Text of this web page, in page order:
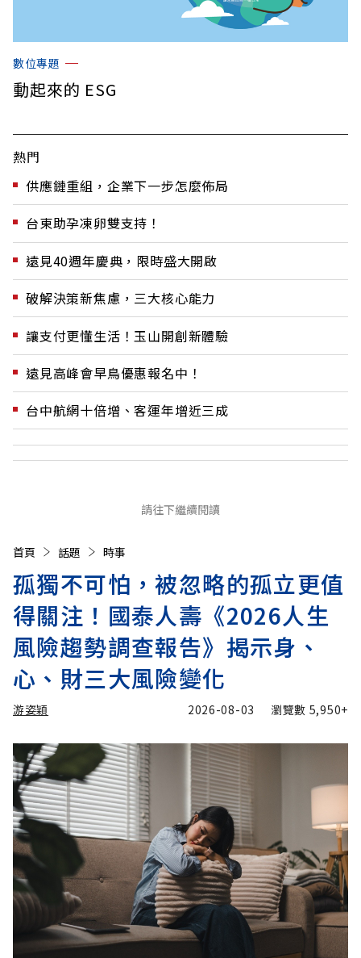
數位專題
動起來的 ESG
熱門
供應鏈重組，企業下一步怎麼佈局
台東助孕凍卵雙支持！
遠見40週年慶典，限時盛大開啟
破解決策新焦慮，三大核心能力
讓支付更懂生活！玉山開創新體驗
遠見高峰會早鳥優惠報名中！
台中航網十倍增、客運年增近三成
請往下繼續閱讀
首頁 話題 時事
孤獨不可怕，被忽略的孤立更值
得關注！國泰人壽《2026人生
風險趨勢調查報告》揭示身、
心、財三大風險變化
游姿穎 2026-08-03 瀏覽數 5,950+